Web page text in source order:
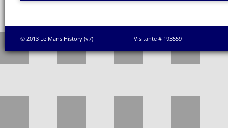
© 2013 Le Mans History (v7) Visitante # 193559